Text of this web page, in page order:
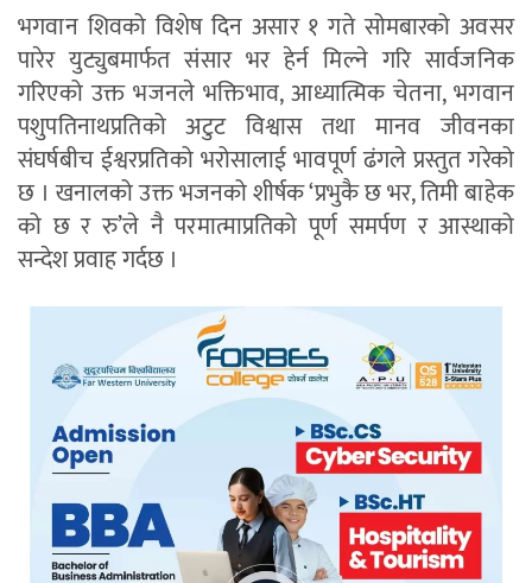
भगवान शिवको विशेष दिन असार १ गते सोमबारको अवसर
पारेर युट्युबमार्फत संसार भर हेर्न मिल्ने गरि सार्वजनिक
गरिएको उक्त भजनले भक्तिभाव, आध्यात्मिक चेतना, भगवान
पशुपतिनाथप्रतिको अटुट विश्वास तथा मानव जीवनका
संघर्षबीच ईश्वरप्रतिको भरोसालाई भावपूर्ण ढंगले प्रस्तुत गरेको
छ । खनालको उक्त भजनको शीर्षक ‘प्रभुकै छ भर, तिमी बाहेक
को छ र रु’ले नै परमात्माप्रतिको पूर्ण समर्पण र आस्थाको
सन्देश प्रवाह गर्दछ ।